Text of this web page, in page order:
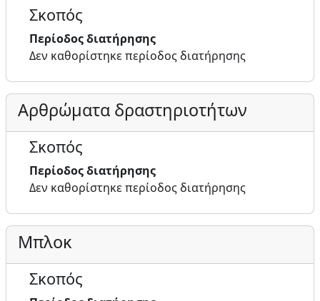
Σκοπός
Περίοδος διατήρησης
Δεν καθορίστηκε περίοδος διατήρησης
Αρθρώματα δραστηριοτήτων
Σκοπός
Περίοδος διατήρησης
Δεν καθορίστηκε περίοδος διατήρησης
Μπλοκ
Σκοπός